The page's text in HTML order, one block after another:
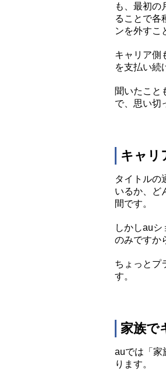
も、最初の
ることで各
ンを外すこ
キャリア側
を支払い続
聞いたこと
で、思い切
キャリ
タイトルの
いるか、ど
間です。
しかしau
のみですか
ちょっとプ
す。
家族で
auでは「家
ります。